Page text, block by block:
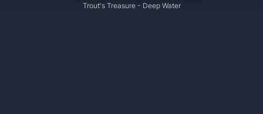
Trout's Treasure - Deep Water